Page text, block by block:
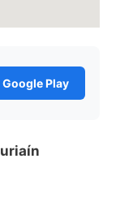
Google Play